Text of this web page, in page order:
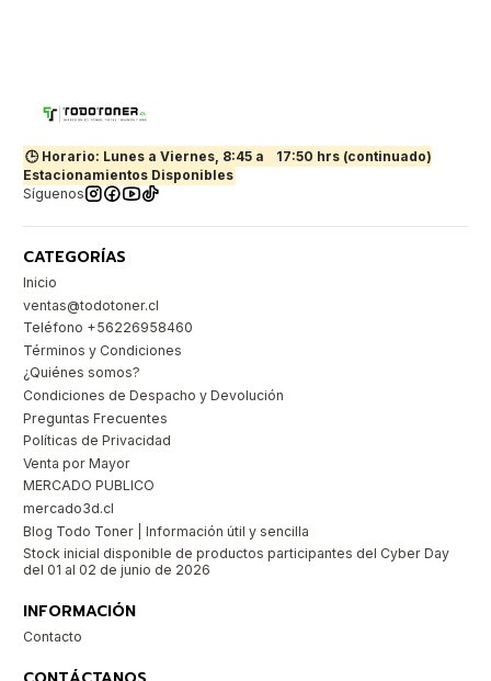
🕒 Horario: Lunes a Viernes, 8:45 a
17:50 hrs (continuado)
Estacionamientos Disponibles
Síguenos
CATEGORÍAS
Inicio
ventas@todotoner.cl
Teléfono +56226958460
Términos y Condiciones
¿Quiénes somos?
Condiciones de Despacho y Devolución
Preguntas Frecuentes
Políticas de Privacidad
Venta por Mayor
MERCADO PUBLICO
mercado3d.cl
Blog Todo Toner | Información útil y sencilla
Stock inicial disponible de productos participantes del Cyber Day
del 01 al 02 de junio de 2026
INFORMACIÓN
Contacto